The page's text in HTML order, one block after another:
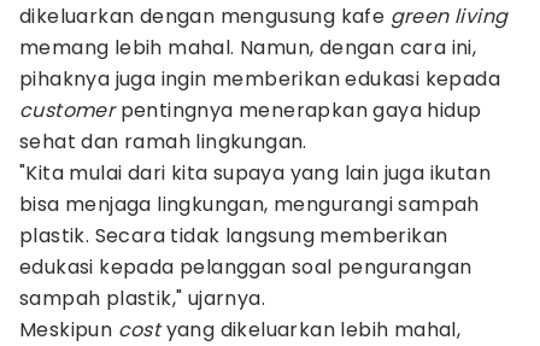
dikeluarkan dengan mengusung kafe green living
memang lebih mahal. Namun, dengan cara ini,
pihaknya juga ingin memberikan edukasi kepada
customerpentingnya menerapkan gaya hidup
sehat dan ramah lingkungan.
"Kita mulai dari kita supaya yang lain juga ikutan
bisa menjaga lingkungan, mengurangi sampah
plastik. Secara tidak langsung memberikan
edukasi kepada pelanggan soal pengurangan
sampah plastik," ujarnya.
Meskipun costyang dikeluarkan lebih mahal,